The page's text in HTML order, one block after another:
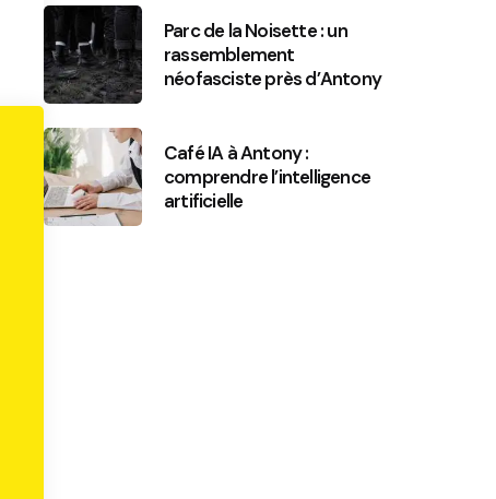
Parc de la Noisette : un
rassemblement
néofasciste près d’Antony
Café IA à Antony :
comprendre l’intelligence
artificielle